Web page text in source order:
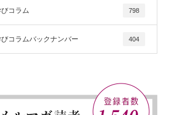
コラム 798
コラムバックナンバー 404